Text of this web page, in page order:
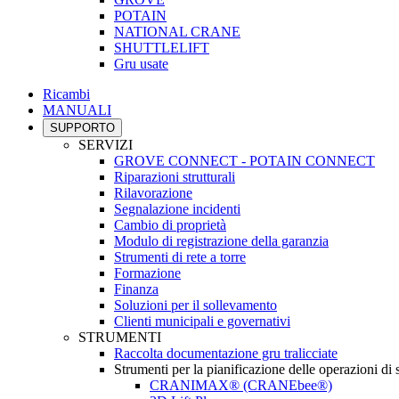
POTAIN
NATIONAL CRANE
SHUTTLELIFT
Gru usate
Ricambi
MANUALI
SUPPORTO
SERVIZI
GROVE CONNECT - POTAIN CONNECT
Riparazioni strutturali
Rilavorazione
Segnalazione incidenti
Cambio di proprietà
Modulo di registrazione della garanzia
Strumenti di rete a torre
Formazione
Finanza
Soluzioni per il sollevamento
Clienti municipali e governativi
STRUMENTI
Raccolta documentazione gru tralicciate
Strumenti per la pianificazione delle operazioni di
CRANIMAX® (CRANEbee®)